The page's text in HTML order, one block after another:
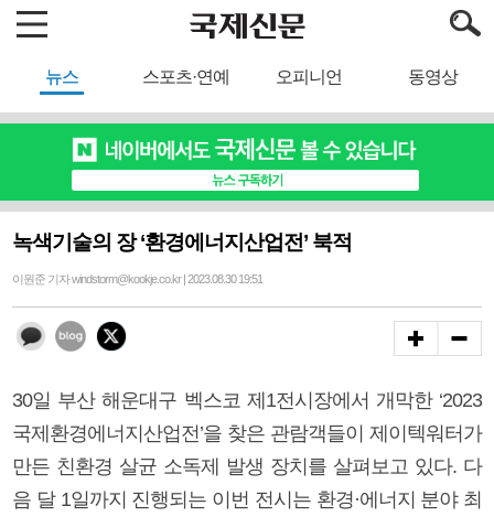
뉴스 스포츠·연예 오피니언 동영상
녹색기술의 장 ‘환경에너지산업전’ 북적
이원준 기자 windstorm@kookje.co.kr | 2023.08.30 19:51
30일 부산 해운대구 벡스코 제1전시장에서 개막한 ‘2023
국제환경에너지산업전’을 찾은 관람객들이 제이텍워터가
만든 친환경 살균 소독제 발생 장치를 살펴보고 있다. 다
음 달 1일까지 진행되는 이번 전시는 환경·에너지 분야 최